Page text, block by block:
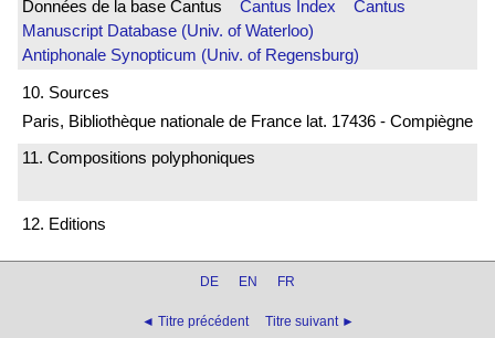
Données de la base Cantus Cantus Index
Cantus
Manuscript Database (Univ. of Waterloo)
Antiphonale Synopticum (Univ. of Regensburg)
10. Sources
Paris, Bibliothèque nationale de France lat. 17436 - Compiègne
11. Compositions polyphoniques
12. Editions
DE EN FR
◄ Titre précédent Titre suivant ►